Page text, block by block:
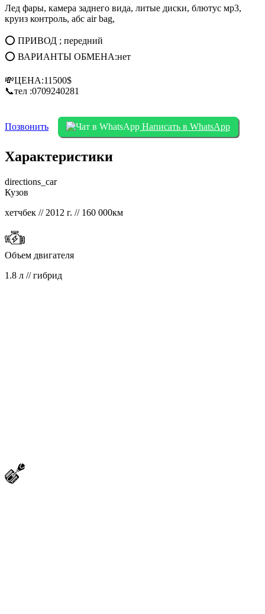
Лед фары, камера заднего вида, литые диски, блютус мр3,
круиз контроль, абс air bag,
⭕ ПРИВОД ; передний
⭕ ВАРИАНТЫ ОБМЕНА:нет
💸ЦЕНА:11500$
📞тел :0709240281
Позвонить Написать в WhatsApp
Характеристики
directions_car
Кузов
хетчбек // 2012 г. // 160 000км
Объем двигателя
1.8 л // гибрид